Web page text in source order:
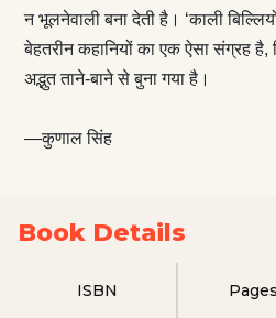
न भूलनेवाली बना देती है। ‘काली
बेहतरीन कहानियों का एक ऐसा संग्रह
अद्भुत ताने-बाने से बुना गया है।
—कुणाल सिंह
Book Details
ISBN Pages